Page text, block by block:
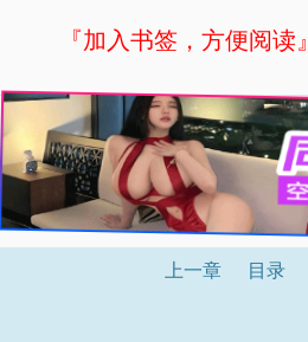
『加入书签，方便阅读』
上一章 目录